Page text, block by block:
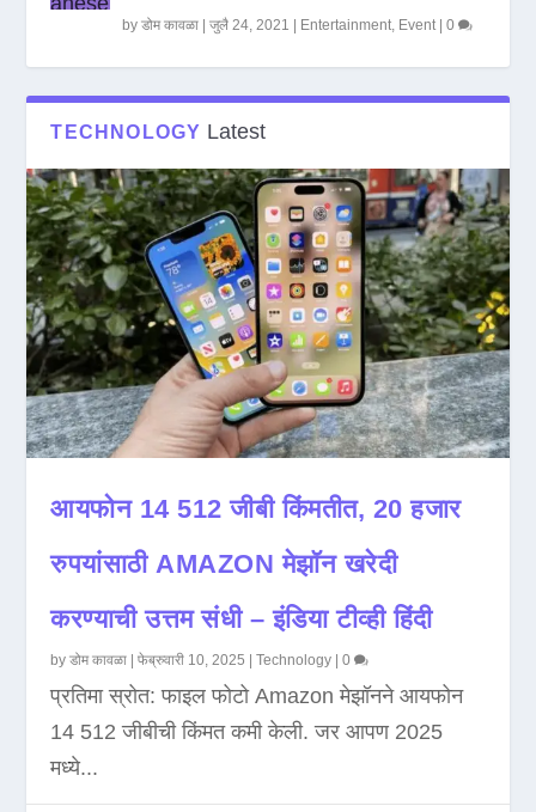
byडोम कावळा |जुलै 24, 2021 Entertainment, Event|0
TECHNOLOGY Latest
आयफोन 14 512 जीबी किंमतीत, 20 हजार
रुपयांसाठी AMAZON मेझॉन खरेदी
करण्याची उत्तम संधी – इंडिया टीव्ही हिंदी
byडोम कावळा |फेब्रुवारी 10, 2025 |Technology |0
प्रतिमा स्रोत: फाइल फोटो Amazon मेझॉनने आयफोन
14 512 जीबीची किंमत कमी केली. जर आपण 2025
मध्ये...